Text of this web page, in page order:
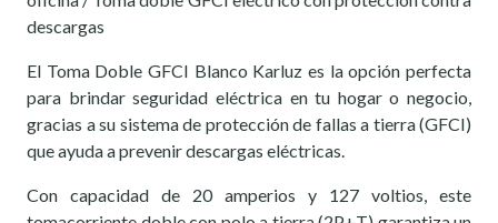
descargas
El Toma Doble GFCI Blanco Karluz es la opción perfecta
para brindar seguridad eléctrica en tu hogar o negocio,
gracias a su sistema de protección de fallas a tierra (GFCI)
que ayuda a prevenir descargas eléctricas.
Con capacidad de 20 amperios y 127 voltios, este